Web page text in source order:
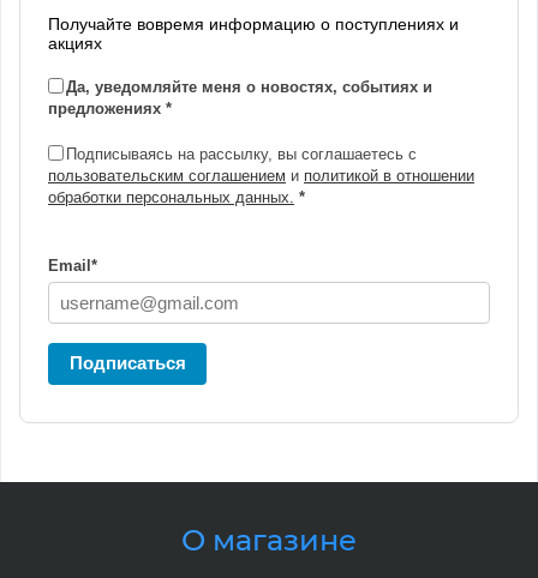
Получайте вовремя информацию о поступлениях и
акциях
Да, уведомляйте меня о новостях, событиях и
предложениях *
Подписываясь на рассылку, вы соглашаетесь с
пользовательским соглашением и политикой в отношении
обработки персональных данных. *
Email *
Подписаться
О магазине